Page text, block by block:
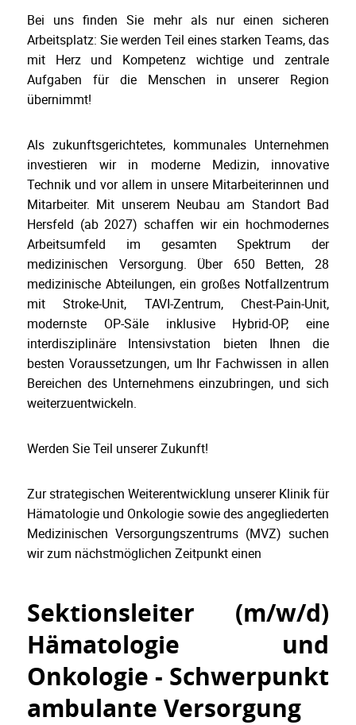
Bei uns finden Sie mehr als nur einen sicheren
Arbeitsplatz: Sie werden Teil eines starken Teams, das
mit Herz und Kompetenz wichtige und zentrale
Aufgaben für die Menschen in unserer Region
übernimmt!
Als zukunftsgerichtetes, kommunales Unternehmen
investieren wir in moderne Medizin, innovative
Technik und vor allem in unsere Mitarbeiterinnen und
Mitarbeiter. Mit unserem Neubau am Standort Bad
Hersfeld (ab 2027) schaffen wir ein hochmodernes
Arbeitsumfeld im gesamten Spektrum der
medizinischen Versorgung. Über 650 Betten, 28
medizinische Abteilungen, ein großes Notfallzentrum
mit Stroke-Unit, TAVI-Zentrum, Chest-Pain-Unit,
modernste OP-Säle inklusive Hybrid-OP, eine
interdisziplinäre Intensivstation bieten Ihnen die
besten Voraussetzungen, um Ihr Fachwissen in allen
Bereichen des Unternehmens einzubringen, und sich
weiterzuentwickeln.
Werden Sie Teil unserer Zukunft!
Zur strategischen Weiterentwicklung unserer Klinik für
Hämatologie und Onkologie sowie des angegliederten
Medizinischen Versorgungszentrums (MVZ) suchen
wir zum nächstmöglichen Zeitpunkt einen
Sektionsleiter (m/w/d)
Hämatologie und
Onkologie - Schwerpunkt
ambulante Versorgung